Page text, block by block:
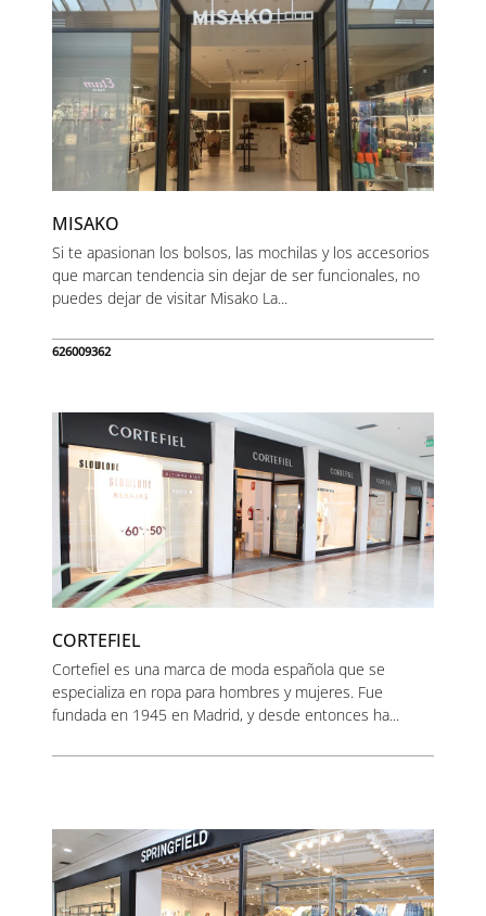
MISAKO
Si te apasionan los bolsos, las mochilas y los accesorios
que marcan tendencia sin dejar de ser funcionales, no
puedes dejar de visitar Misako La...
626009362
CORTEFIEL
Cortefiel es una marca de moda española que se
especializa en ropa para hombres y mujeres. Fue
fundada en 1945 en Madrid, y desde entonces ha...